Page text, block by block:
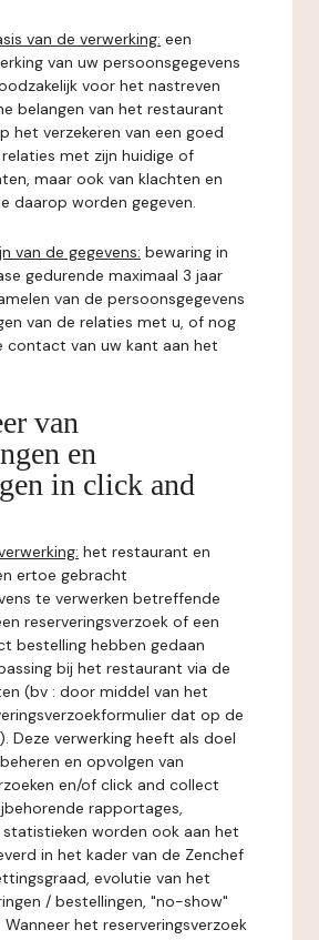
van de verwerking: een
van uw persoonsgegevens
voor het nastreven
belangen van het restaurant
het verzekeren van een goed
met zijn huidige of
maar ook van klachten en
daarop worden gegeven.
van de gegevens: bewaring in
gedurende maximaal 3 jaar
van de persoonsgegevens
van de relaties met u, of nog
contact van uw kant aan het
van
en
in click and
het restaurant en
ertoe gebracht
te verwerken betreffende
reserveringsverzoek of een
bestelling hebben gedaan
bij het restaurant via de
(bv : door middel van het
dat op de
Deze verwerking heeft als doel
en opvolgen van
en/of click and collect
rapportages,
worden ook aan het
in het kader van de Zenchef
evolutie van het
/ bestellingen, "no-show"
Wanneer het reserveringsverzoek